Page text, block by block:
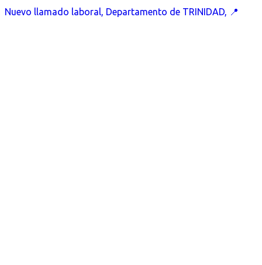
Nuevo llamado laboral, Departamento de TRINIDAD, 📍